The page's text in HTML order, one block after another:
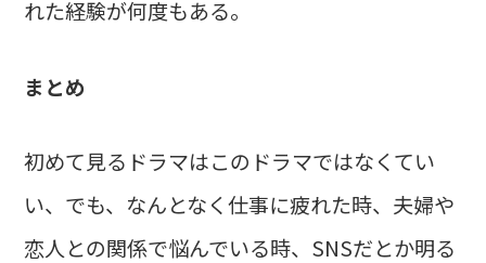
れた経験が何度もある。
まとめ
初めて見るドラマはこのドラマではなくてい
い、でも、なんとなく仕事に疲れた時、夫婦や
恋人との関係で悩んでいる時、SNSだとか明る